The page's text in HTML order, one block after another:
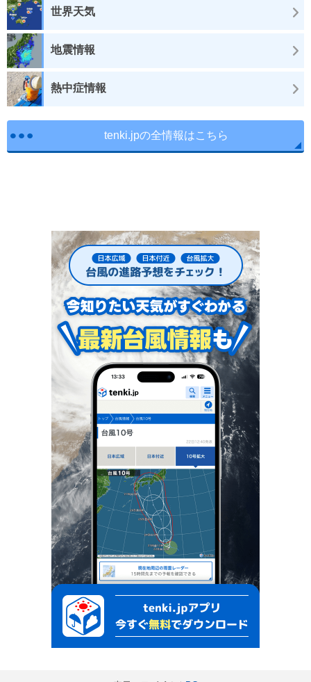
世界天気
地震情報
熱中症情報
tenki.jpの全情報はこちら